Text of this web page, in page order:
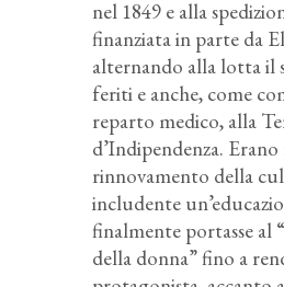
nel 1849 e alla
finanziata in parte da
alternando alla lotta il
feriti e anche, come
reparto medico, alla
d’Indipendenza.
rinnovamento della
includente
finalmente portasse al
della donna” fino a